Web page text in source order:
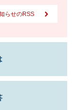
らせのRSS